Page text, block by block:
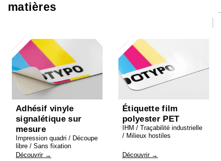
matières
Adhésif vinyle
signalétique sur
mesure
Impression quadri / Découpe
libre / Sans fixation
Découvrir →
Étiquette film
polyester PET
IHM / Traçabilité industrielle
/ Milieux hostiles
Découvrir →